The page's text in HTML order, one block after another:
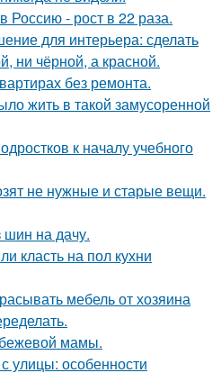
Россию - рост в 22 раза.
для интерьера: сделать
ни чёрной, а красной.
без ремонта.
жить в такой замусоренной
к началу учебного
не нужные и старые вещи.
шин на дачу.
класть на пол кухни
мебель от хозяина
бежевой мамы.
улицы: особенности